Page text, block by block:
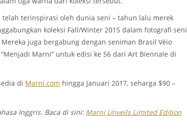
terinspirasi oleh dunia seni – tahun lalu merek
koleksi Fall/Winter 2015 dalam fotografi seni
juga bergabung dengan seniman Brasil Véio
Marni” untuk edisi ke 56 dari Art Biennale di
di Marni.com hingga Januari 2017, seharga $90 –
Inggris. Baca di sini: Marni Unveils Limited Edition